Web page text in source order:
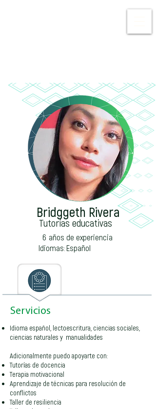
Bridggeth Rivera
Tutorías educativas
6 años de experiencia
Idiomas:Español
Servicios
Idioma español, lectoescritura, ciencias sociales,
ciencias naturales y manualidades
Adicionalmente puedo apoyarte con:
Tutorías de docencia
Terapia motivacional
Aprendizaje de técnicas para resolución de
conflictos
Taller de resiliencia